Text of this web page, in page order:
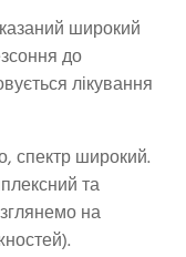
широкий
до
лікування
спектр широкий.
та
на